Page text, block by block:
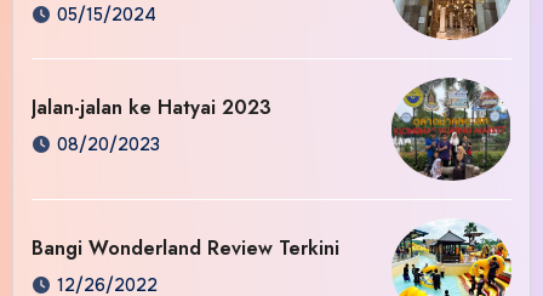
05/15/2024
Jalan-jalan ke Hatyai 2023
08/20/2023
Bangi Wonderland Review Terkini
12/26/2022